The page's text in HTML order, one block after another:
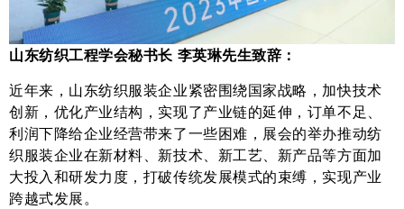
山东纺织工程学会秘书长 李英琳先生致辞：
近年来，山东纺织服装企业紧密围绕国家战略，加快技术
创新，优化产业结构，实现了产业链的延伸，订单不足、
利润下降给企业经营带来了一些困难，展会的举办推动纺
织服装企业在新材料、新技术、新工艺、新产品等方面加
大投入和研发力度，打破传统发展模式的束缚，实现产业
跨越式发展。